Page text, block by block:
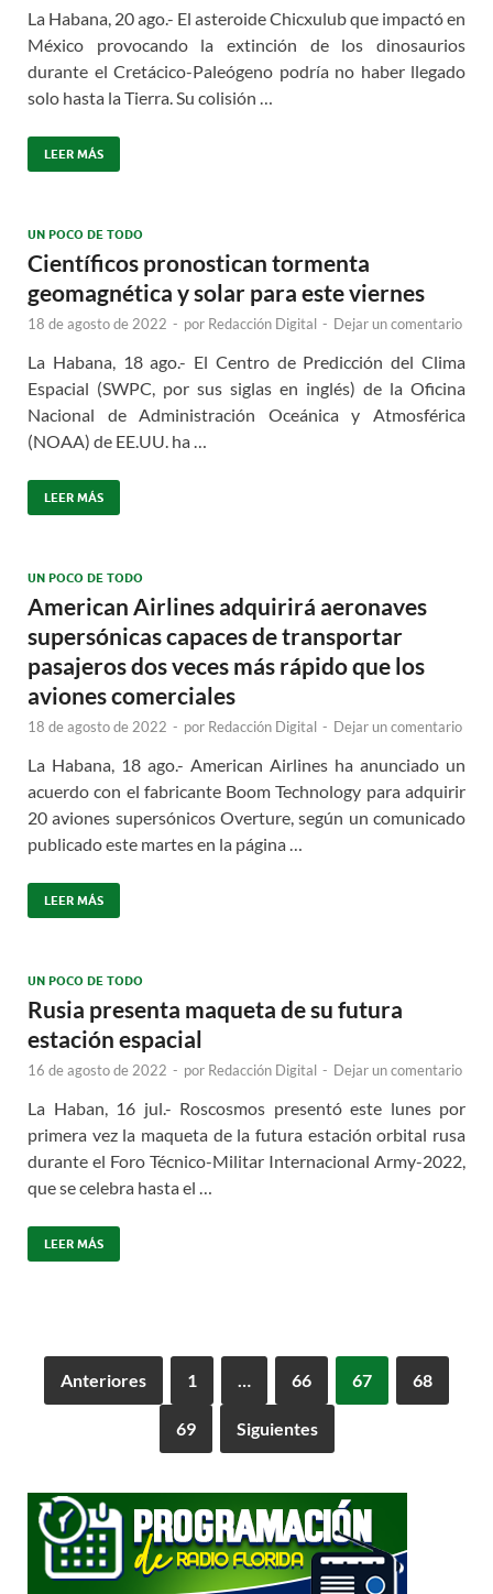
La Habana, 20 ago.- El asteroide Chicxulub que impactó en
México provocando la extinción de los dinosaurios
durante el Cretácico-Paleógeno podría no haber llegado
solo hasta la Tierra. Su colisión …
LEER MÁS
UN POCO DE TODO
Científicos pronostican tormenta
geomagnética y solar para este viernes
18 de agosto de 2022 - por Redacción Digital - Dejar un comentario
La Habana, 18 ago.- El Centro de Predicción del Clima
Espacial (SWPC, por sus siglas en inglés) de la Oficina
Nacional de Administración Oceánica y Atmosférica
(NOAA) de EE.UU. ha …
LEER MÁS
UN POCO DE TODO
American Airlines adquirirá aeronaves
supersónicas capaces de transportar
pasajeros dos veces más rápido que los
aviones comerciales
18 de agosto de 2022 - por Redacción Digital - Dejar un comentario
La Habana, 18 ago.- American Airlines ha anunciado un
acuerdo con el fabricante Boom Technology para adquirir
20 aviones supersónicos Overture, según un comunicado
publicado este martes en la página …
LEER MÁS
UN POCO DE TODO
Rusia presenta maqueta de su futura
estación espacial
16 de agosto de 2022 - por Redacción Digital - Dejar un comentario
La Haban, 16 jul.- Roscosmos presentó este lunes por
primera vez la maqueta de la futura estación orbital rusa
durante el Foro Técnico-Militar Internacional Army-2022,
que se celebra hasta el …
LEER MÁS
Anteriores 1 … 66 67 68
69 Siguientes